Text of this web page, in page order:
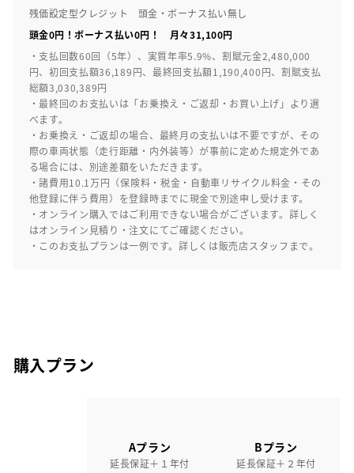
残価設定型クレジット 頭金・ボーナス払い無し
頭金0円！ボーナス払い0円！ 月々31,100円
・支払回数60回（5年）、実質年率5.9%、割賦元金2,480,000
円、初回支払額36,189円、最終回支払額1,190,400円、割賦支払
総額3,030,389円
・最終回のお支払いは「お乗換え・ご返却・お買い上げ」より選
べます。
・お乗換え・ご返却の場合、最終月の支払いは不要ですが、その
際の車両状態（走行距離・内外装等）が事前に定めた規定外であ
る場合には、別途差額をいただきます。
・諸費用10.1万円（保険料・税金・自動車リサイクル料金・その
他登録に伴う費用）を登録時までに現金で別途申し受けます。
・オンライン購入ではご利用できない場合がございます。詳しく
はオンライン見積り・注文にてご確認ください。
・このお支払プランは一例です。詳しくは販売店スタッフまで。
購入プラン
Aプラン
延長保証＋１年付
Bプラン
延長保証＋２年付